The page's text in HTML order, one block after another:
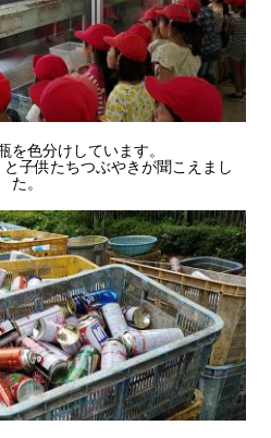
を色分けしています。
子供たちつぶやきが聞こえまし
た。